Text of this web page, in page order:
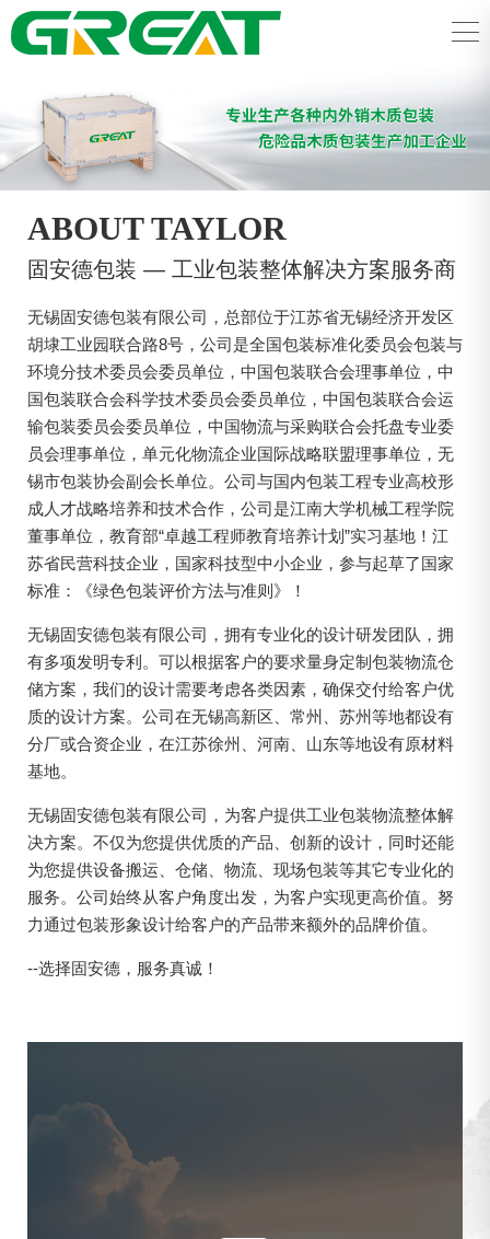
ABOUT TAYLOR
固安德包装 — 工业包装整体解决方案服务商
无锡固安德包装有限公司，总部位于江苏省无锡经济开发区
胡埭工业园联合路8号，公司是全国包装标准化委员会包装与
环境分技术委员会委员单位，中国包装联合会理事单位，中
国包装联合会科学技术委员会委员单位，中国包装联合会运
输包装委员会委员单位，中国物流与采购联合会托盘专业委
员会理事单位，单元化物流企业国际战略联盟理事单位，无
锡市包装协会副会长单位。公司与国内包装工程专业高校形
成人才战略培养和技术合作，公司是江南大学机械工程学院
董事单位，教育部“卓越工程师教育培养计划”实习基地！江
苏省民营科技企业，国家科技型中小企业，参与起草了国家
标准：《绿色包装评价方法与准则》！
无锡固安德包装有限公司，拥有专业化的设计研发团队，拥
有多项发明专利。可以根据客户的要求量身定制包装物流仓
储方案，我们的设计需要考虑各类因素，确保交付给客户优
质的设计方案。公司在无锡高新区、常州、苏州等地都设有
分厂或合资企业，在江苏徐州、河南、山东等地设有原材料
基地。
无锡固安德包装有限公司，为客户提供工业包装物流整体解
决方案。不仅为您提供优质的产品、创新的设计，同时还能
为您提供设备搬运、仓储、物流、现场包装等其它专业化的
服务。公司始终从客户角度出发，为客户实现更高价值。努
力通过包装形象设计给客户的产品带来额外的品牌价值。
--选择固安德，服务真诚！